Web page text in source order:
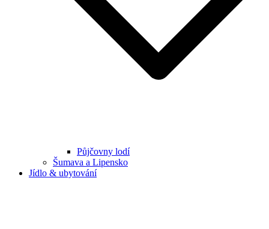
Půjčovny lodí
Šumava a Lipensko
Jídlo & ubytování